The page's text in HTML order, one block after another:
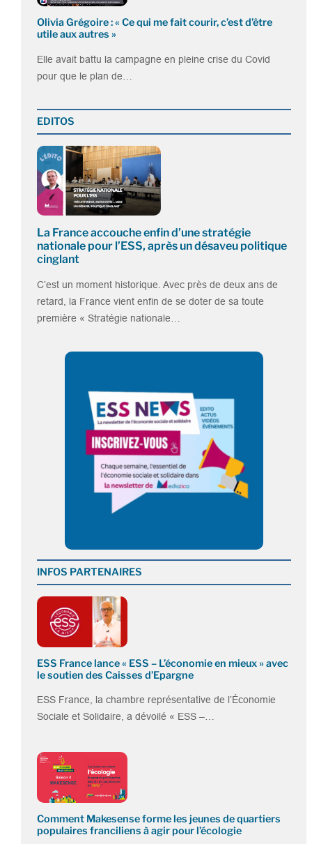
Olivia Grégoire : « Ce qui me fait courir, c’est d’être
utile aux autres »
Elle avait battu la campagne en pleine crise du Covid
pour que le plan de…
EDITOS
La France accouche enfin d’une stratégie
nationale pour l’ESS, après un désaveu politique
cinglant
C’est un moment historique. Avec près de deux ans de
retard, la France vient enfin de se doter de sa toute
première « Stratégie nationale…
INFOS PARTENAIRES
ESS France lance « ESS – L’économie en mieux » avec
le soutien des Caisses d’Epargne
ESS France, la chambre représentative de l’Économie
Sociale et Solidaire, a dévoilé « ESS –…
Comment Makesense forme les jeunes de quartiers
populaires franciliens à agir pour l’écologie